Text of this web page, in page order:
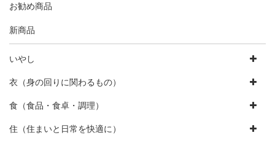
お勧め商品
新商品
いやし
衣（身の回りに関わるもの）
食（食品・食卓・調理）
住（住まいと日常を快適に）